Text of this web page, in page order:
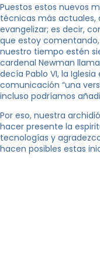
Puestos estos nuevos
técnicas más actuales,
evangelizar; es decir,
que estoy
nuestro tiempo estén
cardenal Newman
decía Pablo VI, la
comunicación “una
incluso podríamos
Por eso, nuestra
hacer presente la
tecnologías y
hacen posibles estas